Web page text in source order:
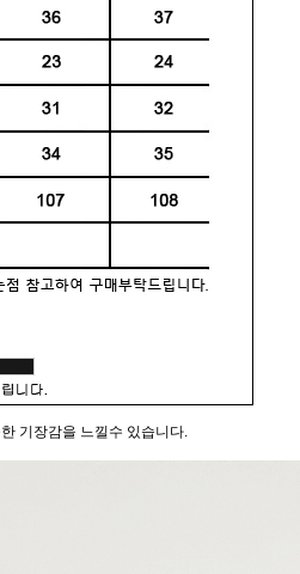
기장감을 느낄수 있습니다.